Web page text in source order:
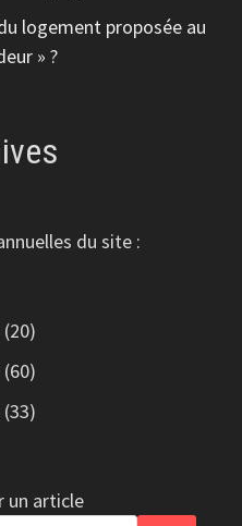
logement proposée au
» ?
du site :
(20)
(60)
(33)
un article